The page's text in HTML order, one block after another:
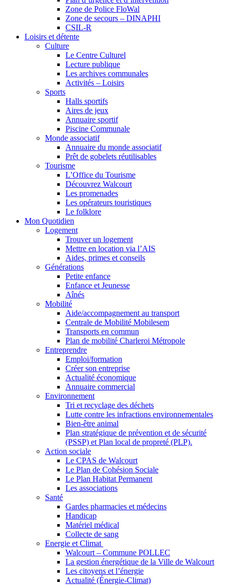
Zone de Police FloWal
Zone de secours – DINAPHI
CSIL-R
Loisirs et détente
Culture
Le Centre Culturel
Lecture publique
Les archives communales
Activités – Loisirs
Sports
Halls sportifs
Aires de jeux
Annuaire sportif
Piscine Communale
Monde associatif
Annuaire du monde associatif
Prêt de gobelets réutilisables
Tourisme
L’Office du Tourisme
Découvrez Walcourt
Les promenades
Les opérateurs touristiques
Le folklore
Mon Quotidien
Logement
Trouver un logement
Mettre en location via l’AIS
Aides, primes et conseils
Générations
Petite enfance
Enfance et Jeunesse
Aînés
Mobilité
Aide/accompagnement au transport
Centrale de Mobilité Mobilesem
Transports en commun
Plan de mobilité Charleroi Métropole
Entreprendre
Emploi/formation
Créer son entreprise
Actualité économique
Annuaire commercial
Environnement
Tri et recyclage des déchets
Lutte contre les infractions environnementales
Bien-être animal
Plan stratégique de prévention et de sécurité
(PSSP) et Plan local de propreté (PLP).
Action sociale
Le CPAS de Walcourt
Le Plan de Cohésion Sociale
Le Plan Habitat Permanent
Les associations
Santé
Gardes pharmacies et médecins
Handicap
Matériel médical
Collecte de sang
Energie et Climat
Walcourt – Commune POLLEC
La gestion énergétique de la Ville de Walcourt
Les citoyens et l’énergie
Actualité (Énergie-Climat)